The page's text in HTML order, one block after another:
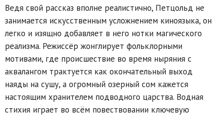
Ведя свой рассказ вполне реалистично, Петцольд не
занимается искусственным усложнением киноязыка, он
легко и изящно добавляет в него нотки магического
реализма. Режиссёр жонглирует фольклорными
мотивами, где происшествие во время ныряния с
аквалангом трактуется как окончательный выход
наяды на сушу, а огромный озерный сом кажется
настоящим хранителем подводного царства. Водная
стихия играет во всём повествовании ключевую